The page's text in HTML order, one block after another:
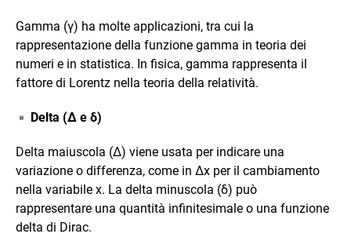
Gamma (γ) ha molte applicazioni, tra cui la
rappresentazione della funzione gamma in teoria dei
numeri e in statistica. In fisica, gamma rappresenta il
fattore di Lorentz nella teoria della relatività.
Delta (Δ e δ)
Delta maiuscola (Δ) viene usata per indicare una
variazione o differenza, come in Δx per il cambiamento
nella variabile x. La delta minuscola (δ) può
rappresentare una quantità infinitesimale o una funzione
delta di Dirac.